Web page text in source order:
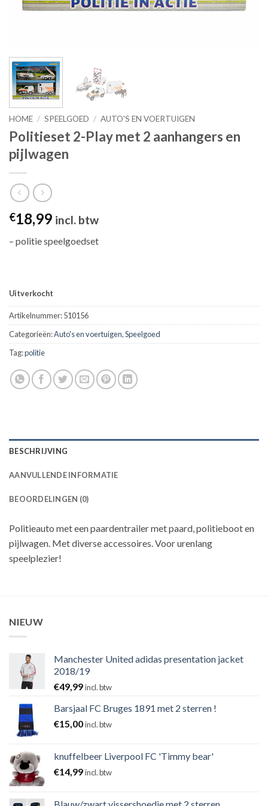
HOME / SPEELGOED / AUTO'S EN VOERTUIGEN
Politieset 2-Play met 2 aanhangers en
pijlwagen
€18,99 incl. btw
– politie speelgoedset
Uitverkocht
Artikelnummer:510156
Categorieën:Auto's en voertuigen,Speelgoed
Tag:politie
BESCHRIJVING
AANVULLENDE INFORMATIE
BEOORDELINGEN (0)
Politieauto met een paardentrailer met paard, politieboot en
pijlwagen. Met diverse accessoires. Voor urenlang
speelplezier!
NIEUW
Manchester United adidas presentation jacket
2018/19
€49,99incl. btw
Barsjaal FC Bruges 1891 met 2 sterren !
€15,00incl. btw
knuffelbeer Liverpool FC 'Timmy bear'
€14,99incl. btw